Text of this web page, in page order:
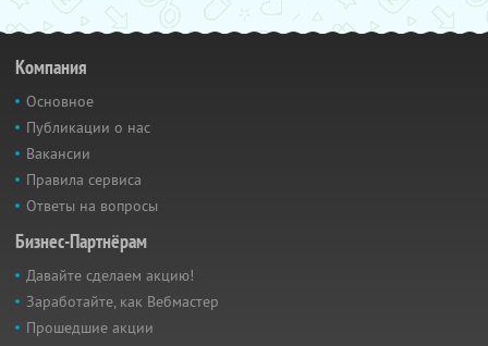
Компания
Основное
Публикации о нас
Вакансии
Правила сервиса
Ответы на вопросы
Бизнес-Партнёрам
Давайте сделаем акцию!
Заработайте, как Вебмастер
Прошедшие акции